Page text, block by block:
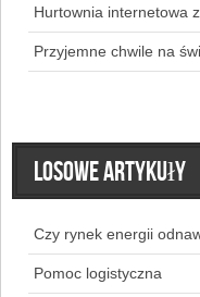
Hurtownia internetowa
Przyjemne chwile na
Losowe artykuły
Czy rynek energii
Pomoc logistyczna